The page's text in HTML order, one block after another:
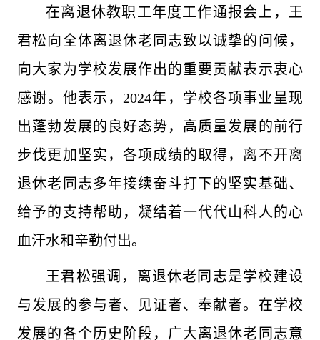
在离退休教职工年度工作通报会上，王
君松向全体离退休老同志致以诚挚的问候，
向大家为学校发展作出的重要贡献表示衷心
感谢。他表示，2024年，学校各项事业呈现
出蓬勃发展的良好态势，高质量发展的前行
步伐更加坚实，各项成绩的取得，离不开离
退休老同志多年接续奋斗打下的坚实基础、
给予的支持帮助，凝结着一代代山科人的心
血汗水和辛勤付出。
王君松强调，离退休老同志是学校建设
与发展的参与者、见证者、奉献者。在学校
发展的各个历史阶段，广大离退休老同志意